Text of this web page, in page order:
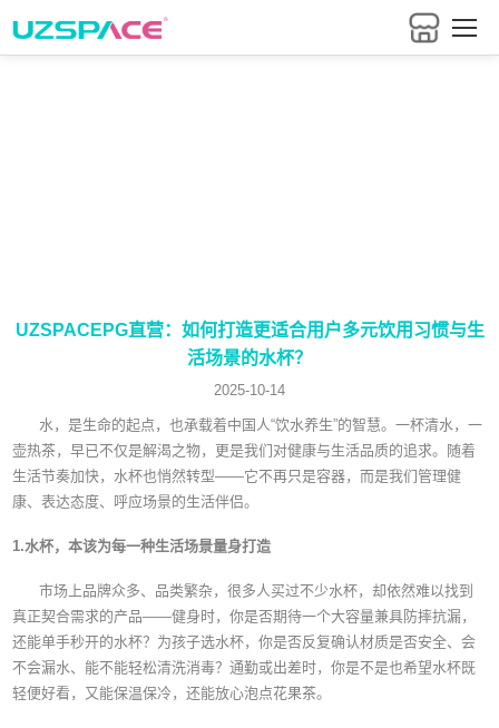
UZSPACEPG直营：如何打造更适合用户多元饮用习惯与生
活场景的水杯？
2025-10-14
水，是生命的起点，也承载着中国人“饮水养生”的智慧。一杯清水，一
壶热茶，早已不仅是解渴之物，更是我们对健康与生活品质的追求。随着
生活节奏加快，水杯也悄然转型——它不再只是容器，而是我们管理健
康、表达态度、呼应场景的生活伴侣。
1.水杯，本该为每一种生活场景量身打造
市场上品牌众多、品类繁杂，很多人买过不少水杯，却依然难以找到
真正契合需求的产品——健身时，你是否期待一个大容量兼具防摔抗漏，
还能单手秒开的水杯？为孩子选水杯，你是否反复确认材质是否安全、会
不会漏水、能不能轻松清洗消毒？通勤或出差时，你是不是也希望水杯既
轻便好看，又能保温保冷，还能放心泡点花果茶。